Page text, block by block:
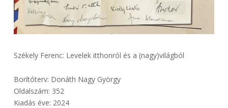
Székely Ferenc: Levelek itthonról és a (nagy)világból
Borítóterv: Donáth Nagy György
Oldalszám: 352
Kiadás éve: 2024